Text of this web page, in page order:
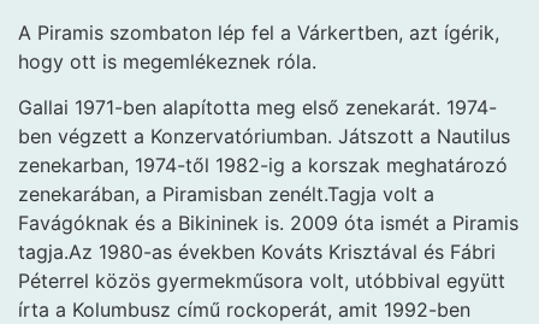
A Piramis szombaton lép fel a Várkertben, azt ígérik,
hogy ott is megemlékeznek róla.
Gallai 1971-ben alapította meg első zenekarát. 1974-
ben végzett a Konzervatóriumban. Játszott a Nautilus
zenekarban, 1974-től 1982-ig a korszak meghatározó
zenekarában, a Piramisban zenélt.Tagja volt a
Favágóknak és a Bikininek is. 2009 óta ismét a Piramis
tagja.Az 1980-as években Kováts Krisztával és Fábri
Péterrel közös gyermekműsora volt, utóbbival együtt
írta a Kolumbusz című rockoperát, amit 1992-ben